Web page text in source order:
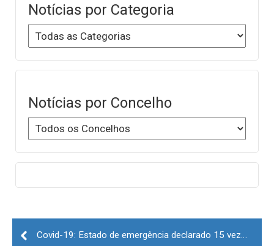
Notícias por Categoria
Notícias por Concelho
Post
navigation
Covid-19: Estado de emergência declarado 15 vezes termina ao fim de 173 dias consecutivos